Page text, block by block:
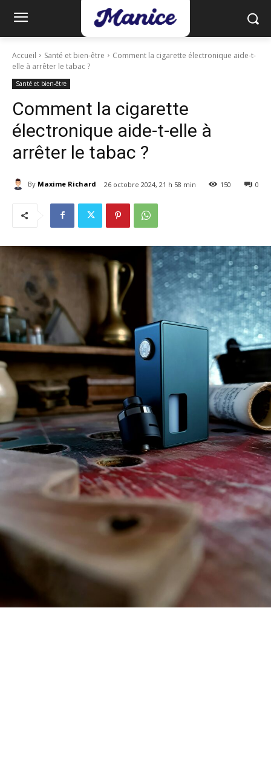
Accueil Santé et bien-être
Comment la cigarette électronique aide-t-
elle à arrêter le tabac ?
Santé et bien-être
Comment la cigarette
électronique aide-t-elle à
arrêter le tabac ?
By Maxime Richard 26 octobre 2024, 21 h 58 min 0
150